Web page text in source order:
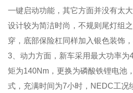
一键启动功能，其它方面并没有太
设计较为简洁时尚，不规则尾灯组
穿，底部保险杠同样加入银色装饰
3、动力方面，新车采用最大功率为
矩为140Nm，更换为磷酸铁锂电池
式，充满时间为7小时，NEDC工况